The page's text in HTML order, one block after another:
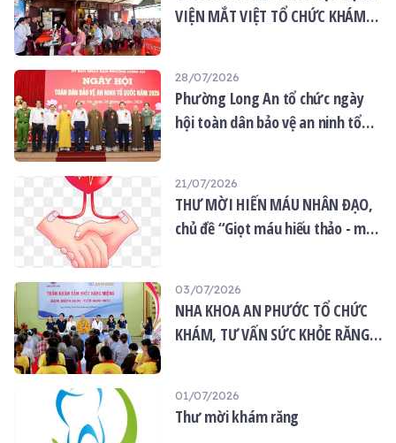
VIỆN MẮT VIỆT TỔ CHỨC KHÁM
28/07/2026
Phường Long An tổ chức ngày
hội toàn dân bảo vệ an ninh tổ
21/07/2026
THƯ MỜI HIẾN MÁU NHÂN ĐẠO,
chủ đề “Giọt máu hiếu thảo - mùa
03/07/2026
NHA KHOA AN PHƯỚC TỔ CHỨC
KHÁM, TƯ VẤN SỨC KHỎE RĂNG
01/07/2026
Thư mời khám răng